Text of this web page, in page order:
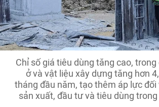
Chỉ số giá tiêu dùng tăng cao,
ở và vật liệu xây dựng tăng hơn
tháng đầu năm, tạo thêm áp lực đối
sản xuất, đầu tư và tiêu dùng